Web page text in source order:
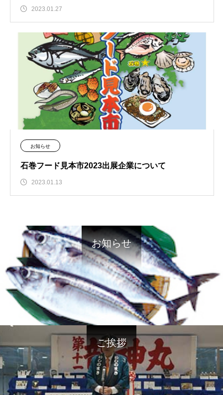
2023.01.27
お知らせ
石巻フード見本市2023出展企業について
2023.01.13
お知らせ
ご挨拶